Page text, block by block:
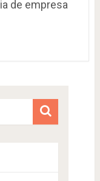
de empresa